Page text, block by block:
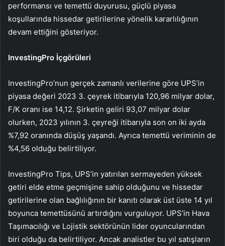
performansı ve temettü duyurusu, güçlü piyasa
koşullarında hissedar getirilerine yönelik kararlılığının
devam ettiğini gösteriyor.
InvestingPro İçgörüleri
InvestingPro’nun gerçek zamanlı verilerine göre UPS’in
piyasa değeri 2023 3. çeyrek itibarıyla 120,96 milyar dolar,
F/K oranı ise 14,12. Şirketin geliri 93,07 milyar dolar
olurken, 2023 yılının 3. çeyreği itibarıyla son on iki ayda
%7,92 oranında düşüş yaşandı. Ayrıca temettü veriminin de
%4,56 olduğu belirtiliyor.
InvestingPro Tips, UPS’in yatırılan sermayeden yüksek
getiri elde etme geçmişine sahip olduğunu ve hissedar
getirilerine olan bağlılığının bir kanıtı olarak üst üste 14 yıl
boyunca temettüsünü artırdığını vurguluyor. UPS’in Hava
Taşımacılığı ve Lojistik sektörünün lider oyuncularından
biri olduğu da belirtiliyor. Ancak analistler bu yıl satışların